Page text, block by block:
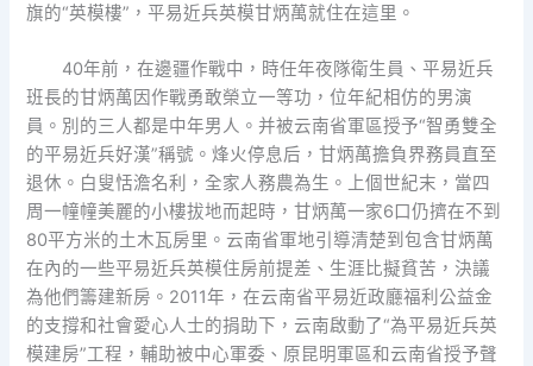
旗的“英模樓”，平易近兵英模甘炳萬就住在這里。
40年前，在邊疆作戰中，時任年夜隊衛生員、平易近兵
班長的甘炳萬因作戰勇敢榮立一等功，位年紀相仿的男演
員。別的三人都是中年男人。并被云南省軍區授予“智勇雙全
的平易近兵好漢”稱號。烽火停息后，甘炳萬擔負界務員直至
退休。白叟恬澹名利，全家人務農為生。上個世紀末，當四
周一幢幢美麗的小樓拔地而起時，甘炳萬一家6口仍擠在不到
80平方米的土木瓦房里。云南省軍地引導清楚到包含甘炳萬
在內的一些平易近兵英模住房前提差、生涯比擬貧苦，決議
為他們籌建新房。2011年，在云南省平易近政廳福利公益金
的支撐和社會愛心人士的捐助下，云南啟動了“為平易近兵英
模建房”工程，輔助被中心軍委、原昆明軍區和云南省授予聲